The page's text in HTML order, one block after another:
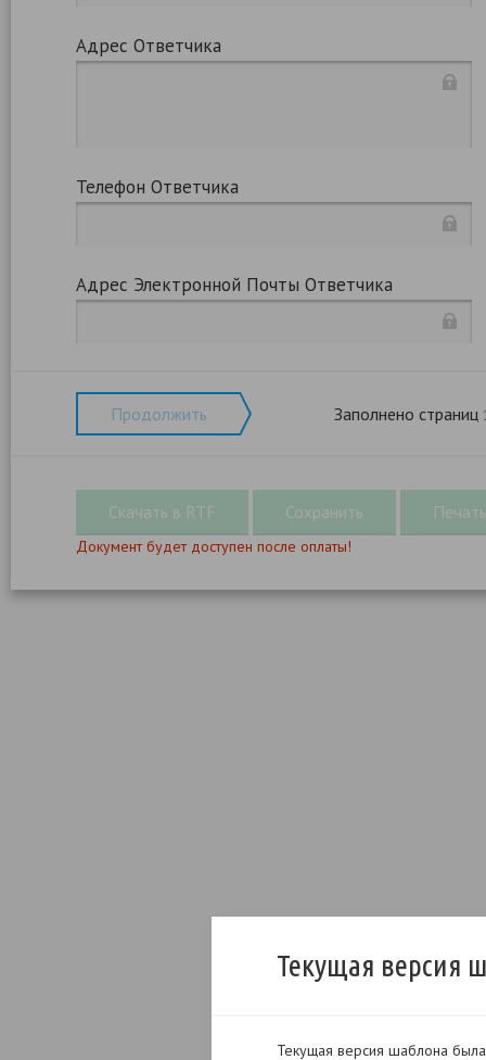
Текущая версия
Текущая версия шаблона
Адрес Ответчика
Телефон Ответчика
Адрес Электронной Почты Ответчика
Продолжить Заполнено страниц
Документ будет доступен после оплаты!